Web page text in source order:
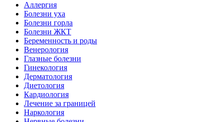
Аллергия
Болезни уха
Болезни горла
Болезни ЖКТ
Беременность и роды
Венерология
Глазные болезни
Гинекология
Дерматология
Диетология
Кардиология
Лечение за границей
Наркология